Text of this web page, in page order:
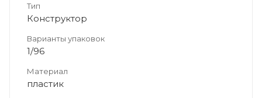
Тип
Конструктор
Варианты упаковок
1/96
Материал
пластик